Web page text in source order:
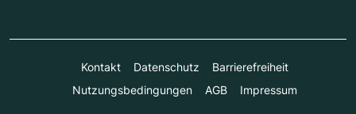
Kontakt Datenschutz
Barrierefreiheit
Nutzungsbedingungen
AGB Impressum